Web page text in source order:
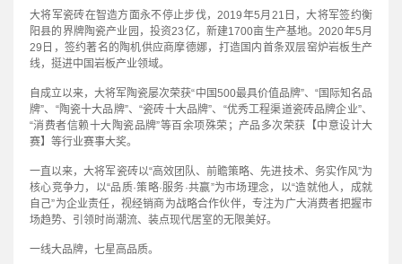
大将军瓷砖在智造方面永不停止步伐，2019年5月21日，大将军签约衡
阳县的界牌陶瓷产业园，投资23亿，新建1700亩生产基地。2020年5月
29日，签约著名的陶机供应商摩德娜，打造国内首条双层窑炉岩板生产
线，挺进中国岩板产业领域。
自成立以来，大将军陶瓷屡次荣获“中国500最具价值品牌”、“国际知名品
牌”、“陶瓷十大品牌”、“瓷砖十大品牌”、“优秀工程渠道瓷砖品牌企业”、
“消费者信赖十大陶瓷品牌”等百余项殊荣；产品多次荣获【中意设计大
赛】等行业赛事大奖。
一直以来，大将军瓷砖以“高效团队、前瞻策略、先进技术、务实作风”为
核心竞争力，以“品质·策略·服务·共赢”为市场理念，以“造就他人，成就
自己”为企业责任，视经销商为战略合作伙伴，专注为广大消费者把握市
场趋势、引领时尚潮流、装点现代居室的无限美好。
一线大品牌，七星高品质。